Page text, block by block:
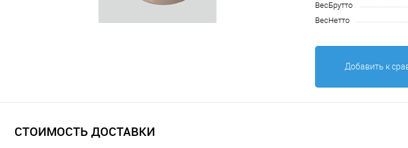
ВесБрутто
ВесНетто
Добавить к
СТОИМОСТЬ ДОСТАВКИ